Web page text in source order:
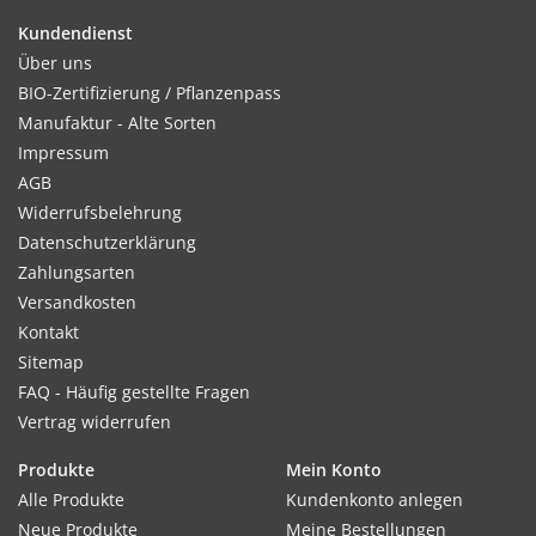
Kultur:
Reihenabstand 10–15cm. Bei breitwürfiger Aussaat für eine
gute Entwicklung nicht zu dicht säen.
Standort:
An der Saatstelle sollte der Boden vorher gelockert werden,
eine Grunddüngung ist ausreichend.
Ernte / Blüte:
Erste Ernte nach ca. 80 Tage. Empfehlenswert ist eine
laufende Aussaat im Abstand von 2 Wochen.
Kundendienst
Über uns
BIO-Zertifizierung / Pflanzenpass
Manufaktur - Alte Sorten
Impressum
AGB
Widerrufsbelehrung
Datenschutzerklärung
Zahlungsarten
Versandkosten
Kontakt
Sitemap
FAQ - Häufig gestellte Fragen
Vertrag widerrufen
Produkte
Alle Produkte
Neue Produkte
Mein Konto
Kundenkonto anlegen
Meine Bestellungen